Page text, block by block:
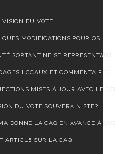
DU VOTE
MODIFICATIONS POUR QS
SORTANT NE SE REPRÉSENTANT
LOCAUX ET COMMENTAIRES
MISES À JOUR AVEC LE
DU VOTE SOUVERAINISTE?
DONNE LA CAQ EN AVANCE À
ARTICLE SUR LA CAQ